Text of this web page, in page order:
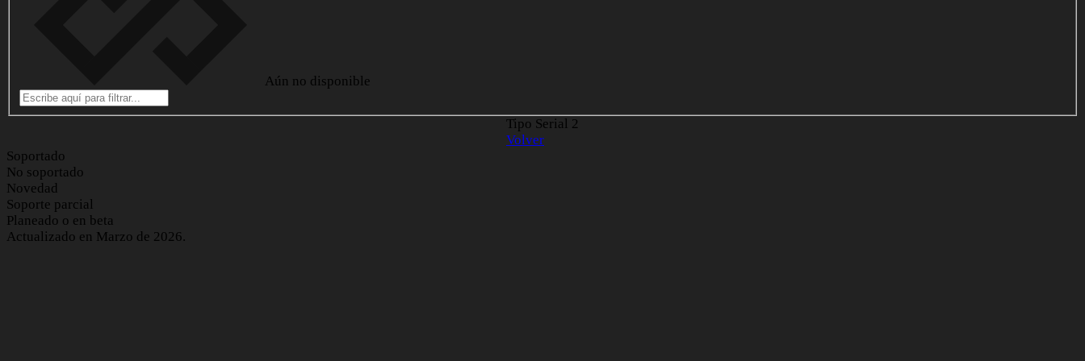
Aún no disponible
Tipo Serial 2
Volver
Soportado
No soportado
Novedad
Soporte parcial
Planeado o en beta
Actualizado en Marzo de 2026.